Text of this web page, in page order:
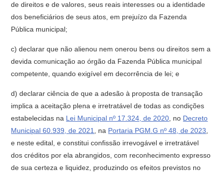
de direitos e de valores, seus reais interesses ou a identidade
dos beneficiários de seus atos, em prejuízo da Fazenda
Pública municipal;
c) declarar que não alienou nem onerou bens ou direitos sem a
devida comunicação ao órgão da Fazenda Pública municipal
competente, quando exigível em decorrência de lei; e
d) declarar ciência de que a adesão à proposta de transação
implica a aceitação plena e irretratável de todas as condições
estabelecidas na Lei Municipal nº 17.324, de 2020 , no Decreto
Municipal 60.939, de 2021
, na Portaria PGM.G nº 48, de 2023
e neste edital, e constitui confissão irrevogável e irretratável
dos créditos por ela abrangidos, com reconhecimento expresso
de sua certeza e liquidez, produzindo os efeitos previstos no